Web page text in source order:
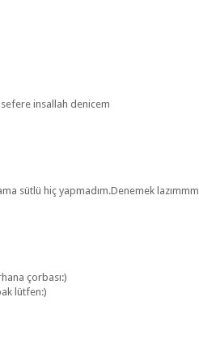
insallah denicem
sütlü hiç yapmadım.Denemek lazımmm
çorbası:)
lütfen:)